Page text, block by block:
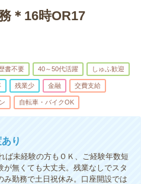
＊16時OR17
書不要 40～50代活躍 しゅふ歓迎
残業少 金融 交費支給
自転車・バイクOK
り
ば未経験の方もＯＫ、ご経験年数短
無くても大丈夫。残業なしでスタ
勤務で土日祝休み。口座開設では